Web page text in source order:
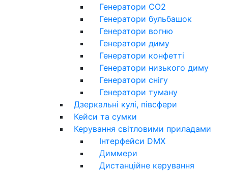
Генератори CO2
Генератори бульбашок
Генератори вогню
Генератори диму
Генератори конфетті
Генератори низького диму
Генератори снігу
Генератори туману
Дзеркальні кулі, півсфери
Кейси та сумки
Керування світловими приладами
Інтерфейси DMX
Диммери
Дистанційне керування